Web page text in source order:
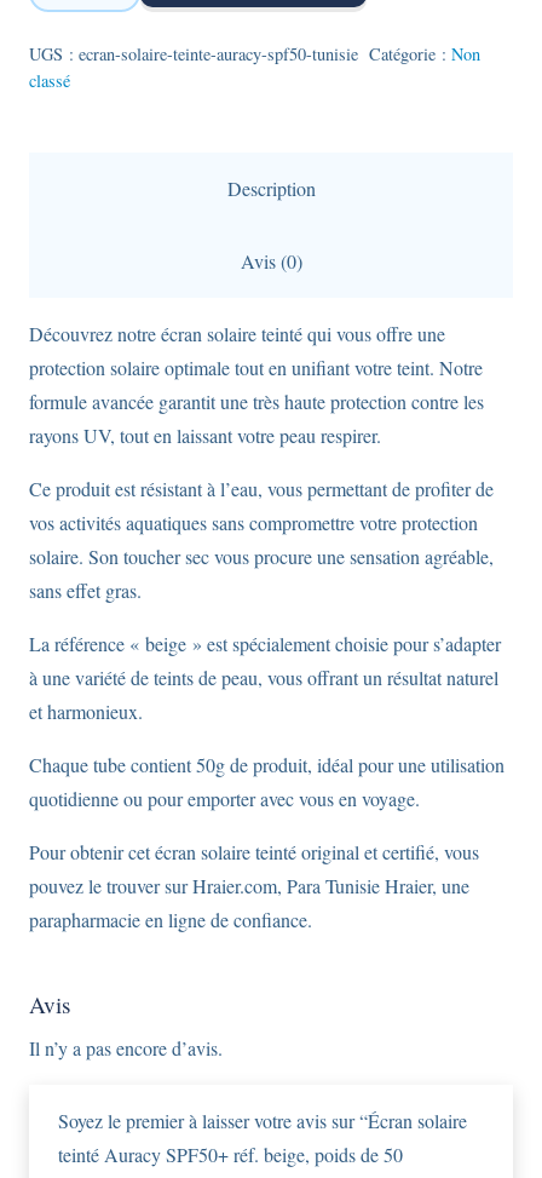
Écran
solaire
teinté
UGS : ecran-solaire-teinte-auracy-spf50-tunisie Catégorie : Non
classé
Description
Avis (0)
Découvrez notre écran solaire teinté qui vous offre une
protection solaire optimale tout en unifiant votre teint. Notre
formule avancée garantit une très haute protection contre les
rayons UV, tout en laissant votre peau respirer.
Ce produit est résistant à l’eau, vous permettant de profiter de
vos activités aquatiques sans compromettre votre protection
solaire. Son toucher sec vous procure une sensation agréable,
sans effet gras.
La référence « beige » est spécialement choisie pour s’adapter
à une variété de teints de peau, vous offrant un résultat naturel
et harmonieux.
Chaque tube contient 50g de produit, idéal pour une utilisation
quotidienne ou pour emporter avec vous en voyage.
Pour obtenir cet écran solaire teinté original et certifié, vous
pouvez le trouver sur Hraier.com, Para Tunisie Hraier, une
parapharmacie en ligne de confiance.
Avis
Il n’y a pas encore d’avis.
Soyez le premier à laisser votre avis sur “Écran solaire
teinté Auracy SPF50+ réf. beige, poids de 50